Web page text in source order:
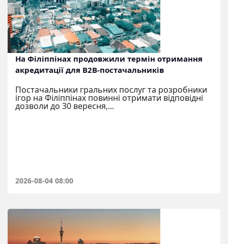
На Філіппінах продовжили термін отримання
акредитації для B2B-постачальників
Постачальники гральних послуг та розробники
ігор на Філіппінах повинні отримати відповідні
дозволи до 30 вересня,...
2026-08-04 08:00